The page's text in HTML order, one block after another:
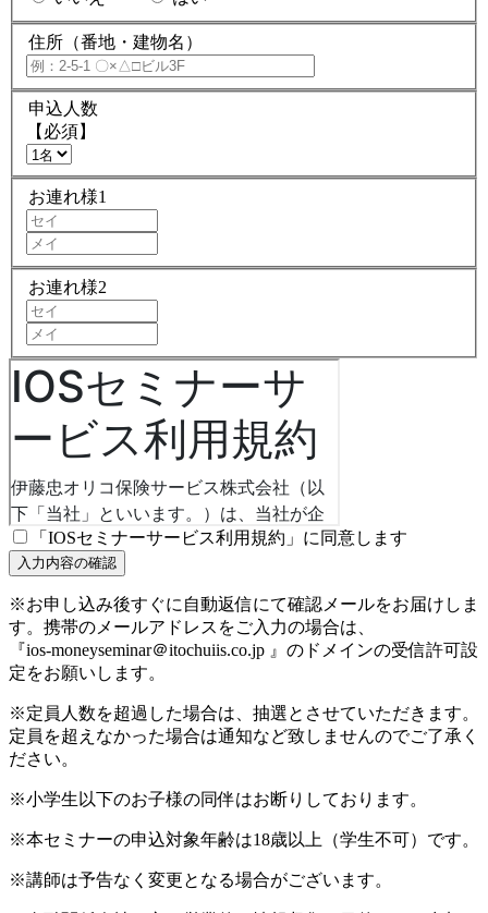
住所（番地・建物名）
申込人数
【必須】
お連れ様1
お連れ様2
「IOSセミナーサービス利用規約」に同意します
※お申し込み後すぐに自動返信にて確認メールをお届けしま
す。携帯のメールアドレスをご入力の場合は、
『ios-moneyseminar＠itochuiis.co.jp 』のドメインの受信許可設
定をお願いします。
※定員人数を超過した場合は、抽選とさせていただきます。
定員を超えなかった場合は通知など致しませんのでご了承く
ださい。
※小学生以下のお子様の同伴はお断りしております。
※本セミナーの申込対象年齢は18歳以上（学生不可）です。
※講師は予告なく変更となる場合がございます。